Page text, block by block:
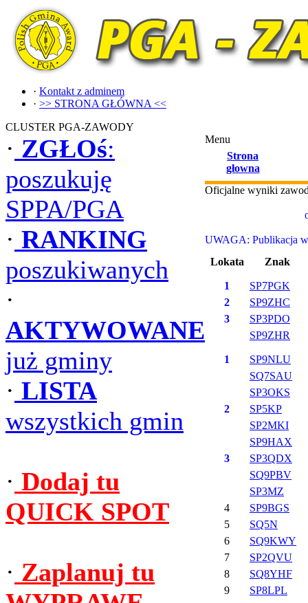
· Kontakt z adminem
· >> STRONA GŁÓWNA <<
CLUSTER PGA-ZAWODY
· ZGŁOś:
poszukuję
SPPA/PGA
· RANKING
poszukiwanych
·
AKTYWOWANE
już gminy
· LISTA
wszystkich gmin
· Dodaj tu
QUICK SPOT
· Zaplanuj tu
Menu
Strona
głowna
Oficjalne wyniki
UWAGA: Publikacja
Lokata
Znak
1
SP7PGK
2
SP9ZHC
3
SP3PDO
SP9ZHR
1
SP9NLU
SQ7SAU
SP3OKS
2
SP5KP
SP2MKI
SP9HAX
3
SP3QDX
SQ9PBV
SP3MZ
4
SP9BGS
5
SQ5N
6
SQ9KWY
7
SP2QVU
8
SQ8YHF
9
SP8LPL